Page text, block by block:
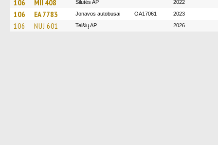
106 MII 408 Šilutės AP 2022
106 EA 7783 Jonavos autobusai OA17061 2023
106 NUJ 601 Telšių AP 2026